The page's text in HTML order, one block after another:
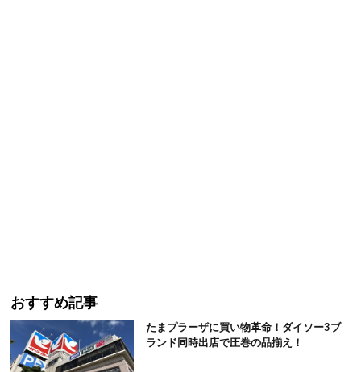
おすすめ記事
たまプラーザに買い物革命！ダイソー3ブ
ランド同時出店で圧巻の品揃え！